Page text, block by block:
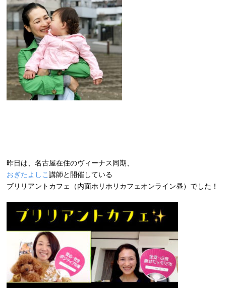
昨日は、名古屋在住のヴィーナス同期、
おぎたよしこ講師と開催している
ブリリアントカフェ（内面ホリホリカフェオンライン昼）でした！